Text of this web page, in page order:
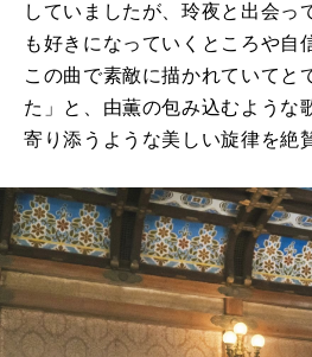
していましたが、玲夜と出会っ
も好きになっていくところや自
この曲で素敵に描かれていてと
た」と、由薫の包み込むような
寄り添うような美しい旋律を絶